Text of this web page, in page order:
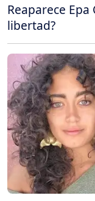
Reaparece Epa
libertad?